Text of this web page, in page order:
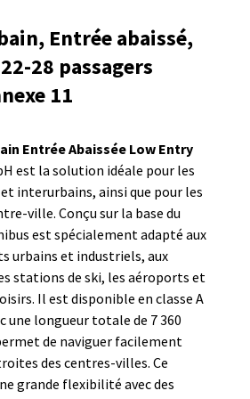
sur notre gammes
Entrée abaissé,
28 passagers
11
Entrée Abaissée Low Entry
est la solution idéale pour les
interurbains, ainsi que pour les
ville. Conçu sur la base du
est spécialement adapté aux
urbains et industriels, aux
stations de ski, les aéroports et
Il est disponible en classe A
une longueur totale de 7 360
de naviguer facilement
des centres-villes. Ce
grande flexibilité avec des